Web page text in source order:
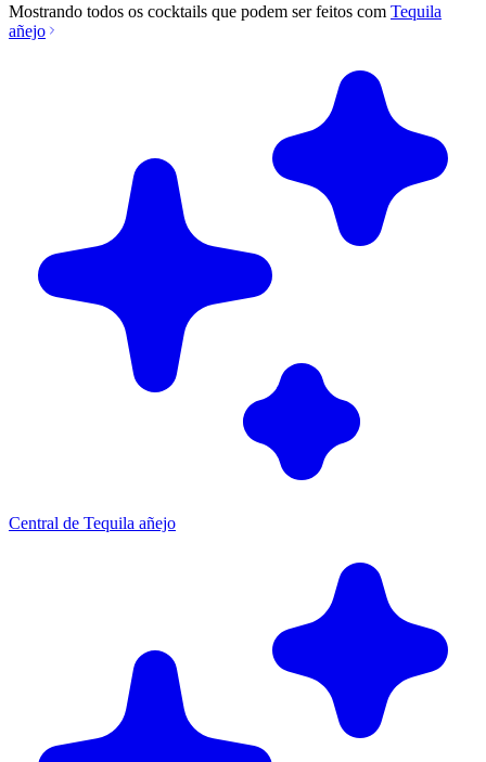
Mostrando todos os cocktails que podem ser feitos com Tequila
añejo
Central de Tequila añejo